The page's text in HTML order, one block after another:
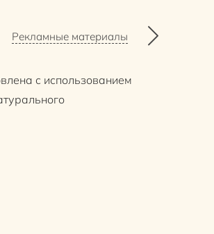
Рекламные материалы
с использованием